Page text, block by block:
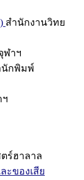
สำนักงานวิทย
ฬาฯ
นักพิมพ์
ร์ฮาลาล
ะของเสีย